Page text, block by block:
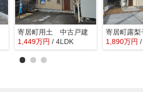
寄居町用土 中古戸建
1,449万円 / 4LDK 1,890万円